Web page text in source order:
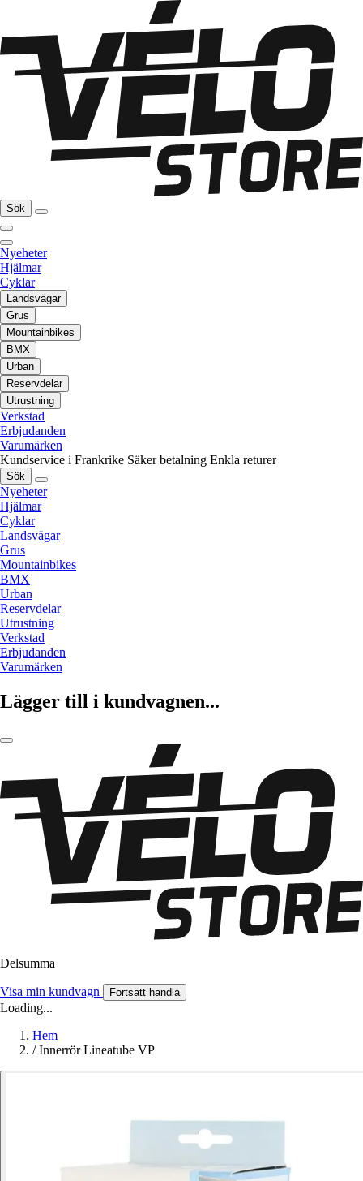
Sök
Nyeheter
Hjälmar
Cyklar
Landsvägar
Grus
Mountainbikes
BMX
Urban
Reservdelar
Utrustning
Verkstad
Erbjudanden
Varumärken
Kundservice i Frankrike Säker betalning Enkla returer
Sök
Nyeheter
Hjälmar
Cyklar
Landsvägar
Grus
Mountainbikes
BMX
Urban
Reservdelar
Utrustning
Verkstad
Erbjudanden
Varumärken
Lägger till i kundvagnen...
Delsumma
Visa min kundvagn Fortsätt handla
Loading...
Hem
/ Innerrör Lineatube VP